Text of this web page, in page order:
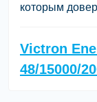
которым
Victron
48/15000/